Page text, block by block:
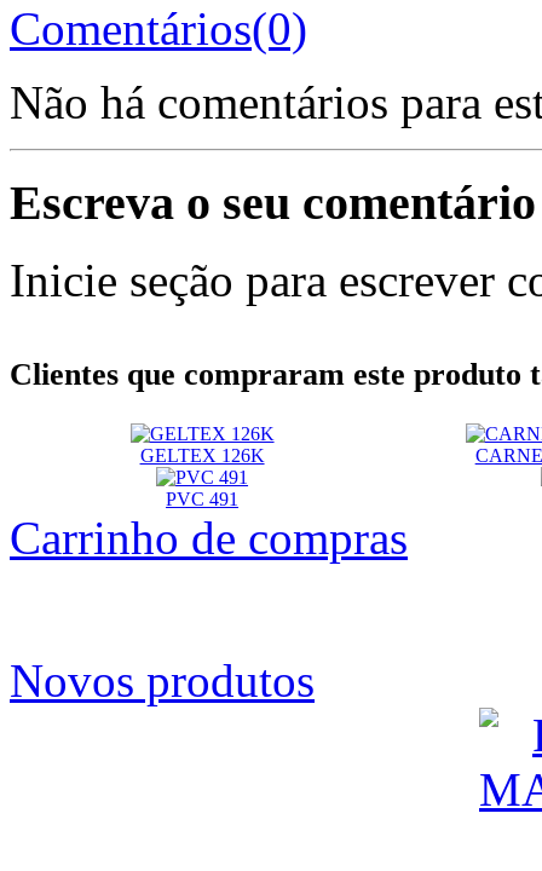
Comentários(0)
Não há comentários para
Escreva o seu comentário
Inicie seção para escrever
Clientes que compraram este produto
GELTEX 126K
PVC 491
Carrinho de compras
Novos produtos